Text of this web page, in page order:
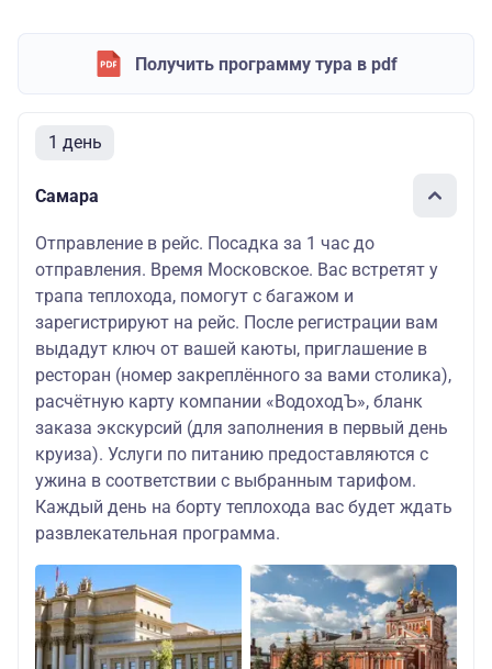
Получить программу тура в pdf
1 день
Самара
Отправление в рейс. Посадка за 1 час до
отправления. Время Московское. Вас встретят у
трапа теплохода, помогут с багажом и
зарегистрируют на рейс. После регистрации вам
выдадут ключ от вашей каюты, приглашение в
ресторан (номер закреплённого за вами столика),
расчётную карту компании «ВодоходЪ», бланк
заказа экскурсий (для заполнения в первый день
круиза). Услуги по питанию предоставляются с
ужина в соответствии с выбранным тарифом.
Каждый день на борту теплохода вас будет ждать
развлекательная программа.